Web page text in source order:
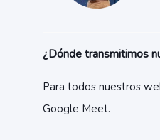
¿Dónde transmitimos
Para todos nuestros
Google Meet.